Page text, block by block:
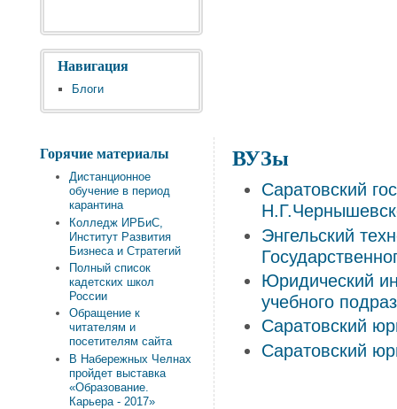
Навигация
Блоги
Горячие материалы
Дистанционное
обучение в период
карантина
Колледж ИРБиС,
Институт Развития
Бизнеса и Стратегий
Полный список
кадетских школ
России
Обращение к
читателям и
посетителям сайта
В Набережных Челнах
пройдет выставка
«Образование.
Карьера - 2017»
ВУЗы
Саратовский
Энгельский
Юридический
учебного
Саратовский
Саратовский